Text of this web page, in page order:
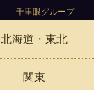
千里眼グループ
北海道・東北
関東